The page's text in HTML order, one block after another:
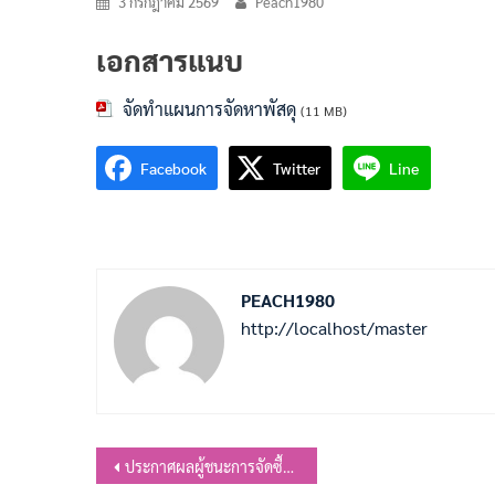
เอกสารแนบ
จัดทำแผนการจัดหาพัสดุ (11 MB)
Facebook Twitter Line
PEACH1980
http://localhost/master
แนะแนว
ประกาศผลผู้ชนะการจัดซื้อจัดจ้างหรือผู้ได้รับการคัดเลือกและสาระสำคัญของสัญญาหรือข้อตกลงเป็นหนังสือ ประจำไตรมาส 3 (เมษายน 2569 ถึง มิถุนายน 2569)